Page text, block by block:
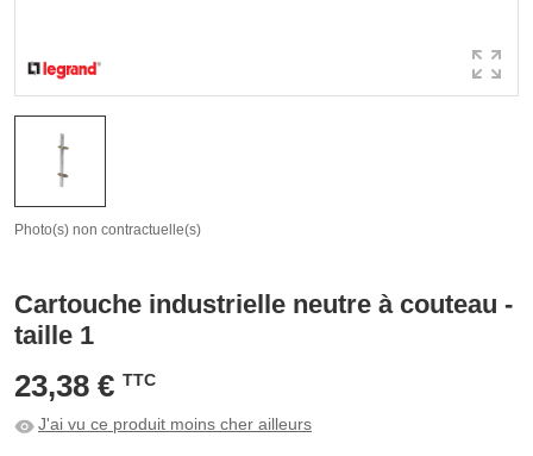
Photo(s) non contractuelle(s)
Cartouche industrielle neutre à couteau -
taille 1
23,38 € TTC
J'ai vu ce produit moins cher ailleurs